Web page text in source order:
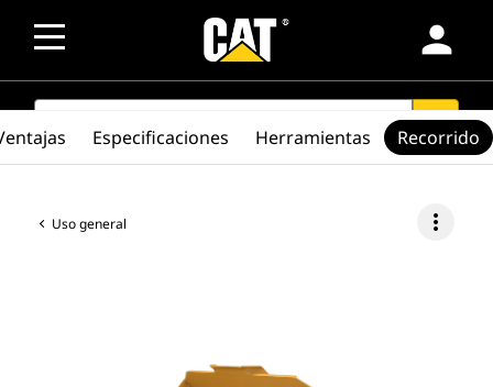
person
SEARCH search
Uso general more_vert
Especificaciones Herramientas Recorrido